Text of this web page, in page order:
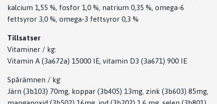
kalcium 1,55 %, fosfor 1,0 %, natrium 0,35 %, omega-6
fettsyror 3,0 %, omega-3 fettsyror 0,3 %
Tillsatser
Vitaminer / kg:
Vitamin A (3a672a) 15000 IE, vitamin D3 (3a671) 900 IE
Spårämnen / kg:
Järn (3b103) 70mg, koppar (3b405) 13mg, zink (3b603) 85mg,